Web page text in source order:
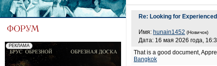
Re: Looking for
Имя: hunain1452 (Новичок)
Дата: 16 мая 2026 года,
That is a good document,
Bangkok